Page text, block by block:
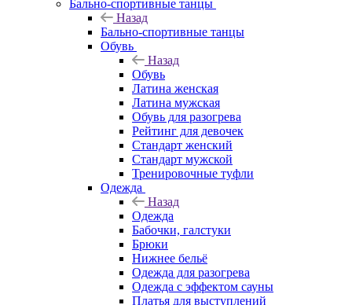
Бально-спортивные танцы
Назад
Бально-спортивные танцы
Обувь
Назад
Обувь
Латина женская
Латина мужская
Обувь для разогрева
Рейтинг для девочек
Стандарт женский
Стандарт мужской
Тренировочные туфли
Одежда
Назад
Одежда
Бабочки, галстуки
Брюки
Нижнее бельё
Одежда для разогрева
Одежда с эффектом сауны
Платья для выступлений